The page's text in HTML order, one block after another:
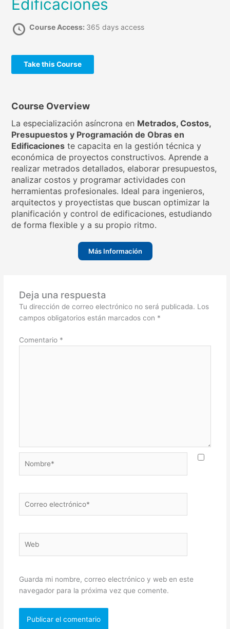
Edificaciones
Course Access: 365 days access
Take this Course
Course Overview
La especialización asíncrona en Metrados, Costos,
Presupuestos y Programación de Obras en
Edificaciones te capacita en la gestión técnica y
económica de proyectos constructivos. Aprende a
realizar metrados detallados, elaborar presupuestos,
analizar costos y programar actividades con
herramientas profesionales. Ideal para ingenieros,
arquitectos y proyectistas que buscan optimizar la
planificación y control de edificaciones, estudiando
de forma flexible y a su propio ritmo.
Más Información
Deja una respuesta
Tu dirección de correo electrónico no será publicada. Los
campos obligatorios están marcados con *
Comentario *
electrónico*
Guarda mi nombre, correo electrónico y web en este
navegador para la próxima vez que comente.